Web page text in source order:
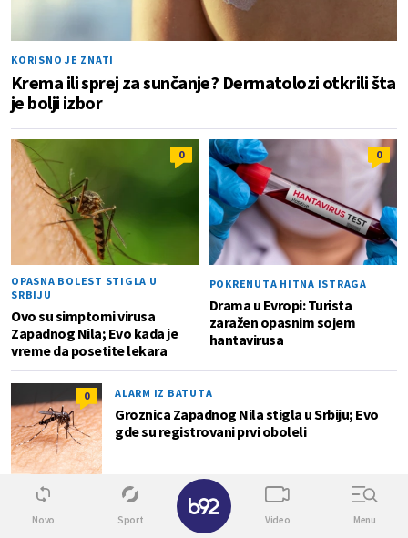
KORISNO JE ZNATI
Krema ili sprej za sunčanje? Dermatolozi otkrili šta
je bolji izbor
0
OPASNA BOLEST STIGLA U
SRBIJU
Ovo su simptomi virusa
Zapadnog Nila; Evo kada je
vreme da posetite lekara
0
POKRENUTA HITNA ISTRAGA
Drama u Evropi: Turista
zaražen opasnim sojem
hantavirusa
0 ALARM IZ BATUTA
Groznica Zapadnog Nila stigla u Srbiju; Evo
gde su registrovani prvi oboleli
KORISNI SAVETI
Kako spustiti pritisak za 10 minuta? Ove
Novo Sport Video Menu
✕